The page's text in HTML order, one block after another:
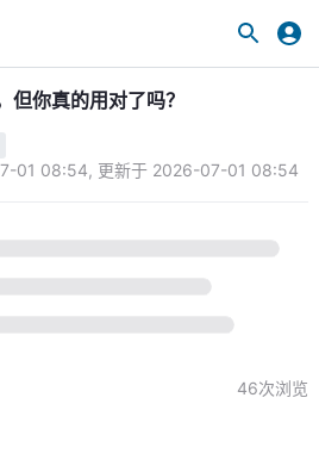
但你真的用对了吗？
01 08:54, 更新于 2026-07-01 08:54
46次浏览